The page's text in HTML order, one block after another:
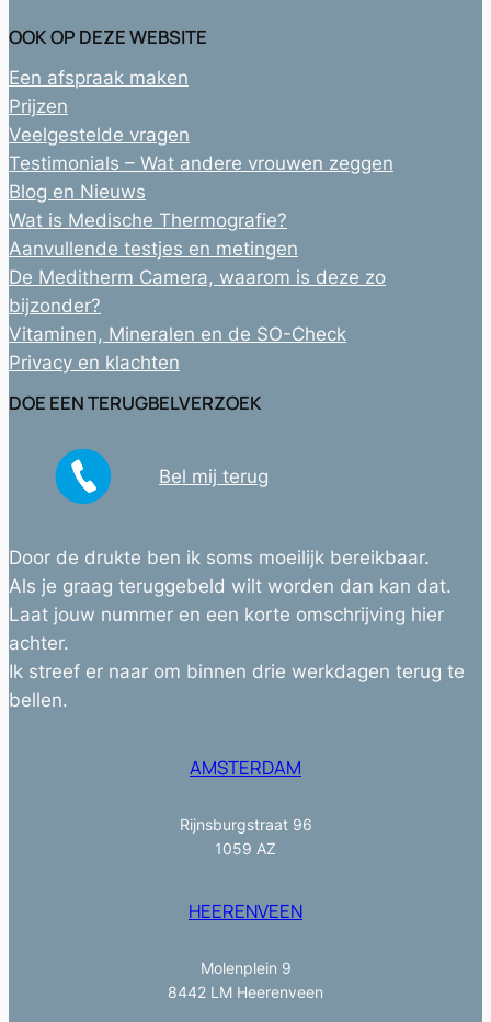
OOK OP DEZE WEBSITE
Een afspraak maken
Prijzen
Veelgestelde vragen
Testimonials – Wat andere vrouwen zeggen
Blog en Nieuws
Wat is Medische Thermografie?
Aanvullende testjes en metingen
De Meditherm Camera, waarom is deze zo
bijzonder?
Vitaminen, Mineralen en de SO-Check
Privacy en klachten
DOE EEN TERUGBELVERZOEK
Bel mij terug
Door de drukte ben ik soms moeilijk bereikbaar.
Als je graag teruggebeld wilt worden dan kan dat.
Laat jouw nummer en een korte omschrijving hier
achter.
Ik streef er naar om binnen drie werkdagen terug te
bellen.
AMSTERDAM
Rijnsburgstraat 96
1059 AZ
HEERENVEEN
Molenplein 9
8442 LM Heerenveen